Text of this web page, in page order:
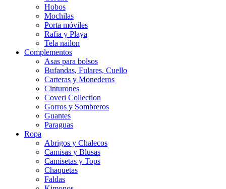
Hobos
Mochilas
Porta móviles
Rafia y Playa
Tela nailon
Complementos
Asas para bolsos
Bufandas, Fulares, Cuello
Carteras y Monederos
Cinturones
Coveri Collection
Gorros y Sombreros
Guantes
Paraguas
Ropa
Abrigos y Chalecos
Camisas y Blusas
Camisetas y Tops
Chaquetas
Faldas